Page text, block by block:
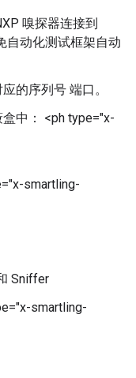
嗅探器连接到
自动化测试框架自动
的序列号 端口。
中： <ph type="x-
smartling-
Sniffer
smartling-